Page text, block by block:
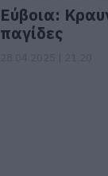
Εύβοια:
παγίδες